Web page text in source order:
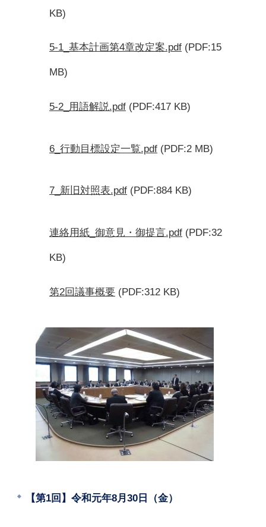
KB)
5-1_基本計画第4章改定案.pdf (PDF:15
MB)
5-2_用語解説.pdf (PDF:417 KB)
6_行動目標設定一覧.pdf (PDF:2 MB)
7_新旧対照表.pdf (PDF:884 KB)
連絡用紙_御意見・御提言.pdf (PDF:32
KB)
第2回議事概要 (PDF:312 KB)
【第1回】令和元年8月30日（金）